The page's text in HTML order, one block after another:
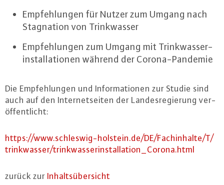
Emp­feh­lun­gen für Nutzer zum Umgang nach
Sta­gna­ti­on von Trink­was­ser
Emp­feh­lun­gen zum Umgang mit Trink­was­ser­
in­stal­la­tio­nen während der Co­ro­na-Pan­de­mie
Die Emp­feh­lun­gen und In­for­ma­tio­nen zur Studie sind
auch auf den In­ter­net­sei­ten der Lan­des­re­gie­rung ver­
öf­fent­licht:
https://​www.​schleswig-​holstein.​de/​DE/​Fachinhalte/​T/​
trinkwasser/​tri​nkwa​sser​inst​alla​tion​_​Corona.​html
zurück zur In­halts­über­sicht